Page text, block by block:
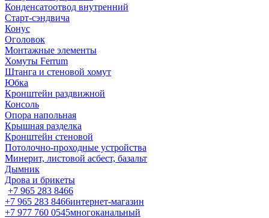
Конденсатоотвод внутренний
Старт-сэндвича
Конус
Оголовок
Монтажные элементы
Хомуты Ferrum
Штанга и стеновой хомут
Юбка
Кронштейн раздвижной
Консоль
Опора напольная
Крышная разделка
Кронштейн стеновой
Потолочно-проходные устройства
Минерит, листовой асбест, базальт
Дымник
Дрова и брикеты
+7 965 283 8466
+7 965 283 8466интернет-магазин
+7 977 760 0545многоканальный